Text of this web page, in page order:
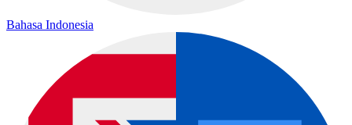
Bahasa Indonesia